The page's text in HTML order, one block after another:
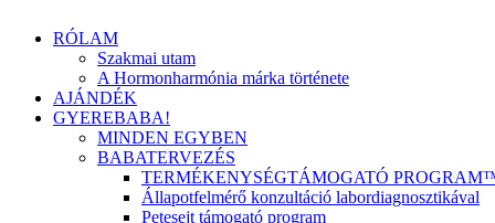
RÓLAM
Szakmai utam
A Hormonharmónia márka története
AJÁNDÉK
GYEREBABA!
MINDEN EGYBEN
BABATERVEZÉS
TERMÉKENYSÉGTÁMOGATÓ
Állapotfelmérő konzultáció labordiagnosztikával
Petesejt támogató program